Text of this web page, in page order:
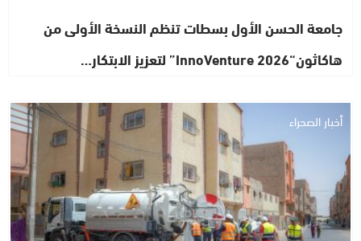
جامعة الحسن الأول بسطات تنظم النسخة الأولى من
هاكاثون“InnoVenture 2026” لتعزيز الابتكار…
أخبار الصحراء